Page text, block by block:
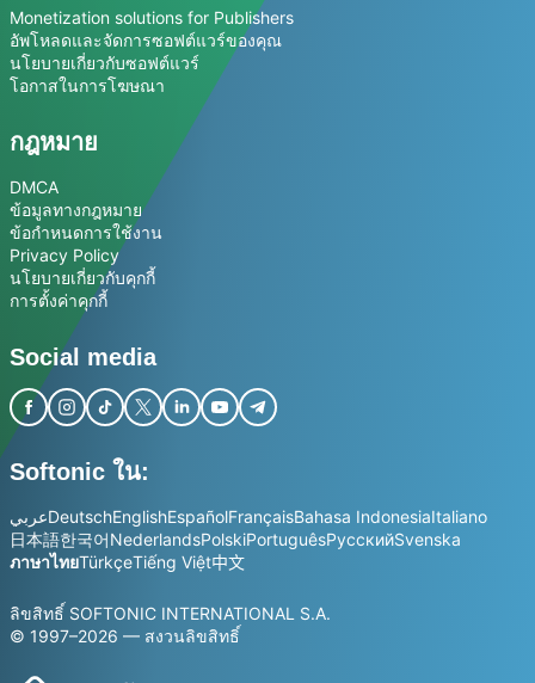
Monetization solutions for Publishers
อัพโหลดและจัดการซอฟต์แวร์ของคุณ
นโยบายเกี่ยวกับซอฟต์แวร์
โอกาสในการโฆษณา
กฎหมาย
DMCA
ข้อมูลทางกฎหมาย
ข้อกำหนดการใช้งาน
Privacy Policy
นโยบายเกี่ยวกับคุกกี้
การตั้งค่าคุกกี้
Social media
Softonic ใน:
عربيDeutschEnglishEspañolFrançaisBahasa IndonesiaItaliano
日本語한국어NederlandsPolskiPortuguêsРусскийSvenska
ภาษาไทยTürkçeTiếng Việt中文
ลิขสิทธิ์ SOFTONIC INTERNATIONAL S.A.
© 1997–2026 — สงวนลิขสิทธิ์